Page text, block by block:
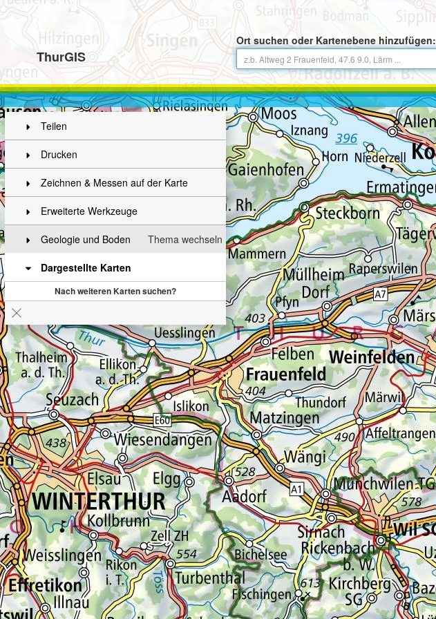
ThurGIS
Ort suchen oder Kartenebene hinzufügen:
Teilen
Drucken
Zeichnen & Messen auf der Karte
Erweiterte Werkzeuge
Thema wechseln
Geologie und Boden
Dargestellte Karten
Nach weiteren Karten suchen?